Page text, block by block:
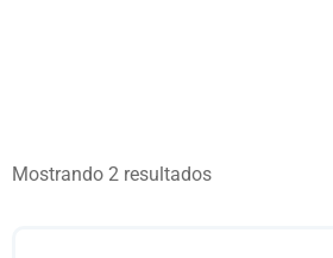
Mostrando 2 resultados